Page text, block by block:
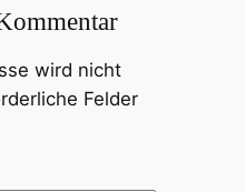
wird nicht
Felder